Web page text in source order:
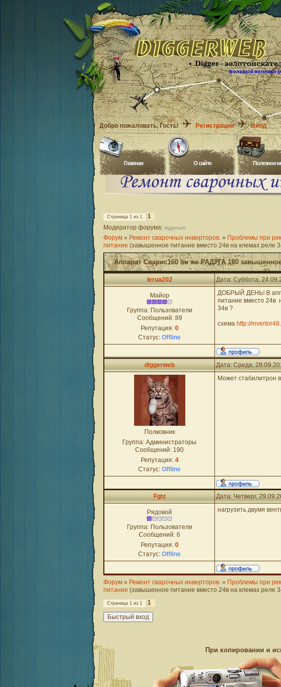
Добро пожаловать, Гость! Регистрация Вход
Главная O сайте Полезное
Страница 1 из 1
1
Модератор форума: diggerweb
Форум » Ремонт сварочных инверторов. » Проблемы при
питание (завышенное питание вместо 24в на клемах реле
Аппарат Сварис160 он же РАДУГА 180
lerua202 Дата: Суббота,
Майор
Группа: Пользователи
Сообщений: 89
Репутация: 0
Статус: Offline
ДОБРЫЙ ДЕНЬ! В
питание вместо 24в
34в ?
cхема http://
diggerweb Дата: Среда,
Полковник
Группа: Администраторы
Сообщений: 190
Репутация: 4
Статус: Offline
Может стабилитрон
Fgtz Дата: Четверг,
Рядовой
Группа: Пользователи
Сообщений: 6
Репутация: 0
Статус: Offline
нагрузить двумя
Форум » Ремонт сварочных инверторов. » Проблемы при
питание (завышенное питание вместо 24в на клемах реле
Страница 1 из 1
1
При копировании и